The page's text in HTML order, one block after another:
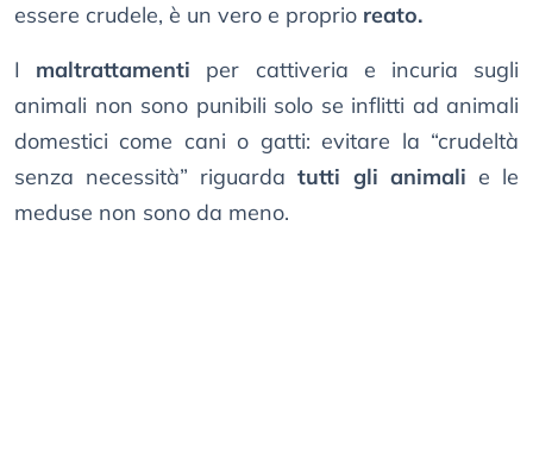
essere crudele, è un vero e proprio reato.
I maltrattamenti per cattiveria e incuria sugli
animali non sono punibili solo se inflitti ad animali
domestici come cani o gatti: evitare la “crudeltà
senza necessità” riguarda tutti gli animali e le
meduse non sono da meno.